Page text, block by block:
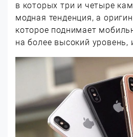
в которых три и четыре
модная тенденция, а
которое поднимает
на более высокий уровень,